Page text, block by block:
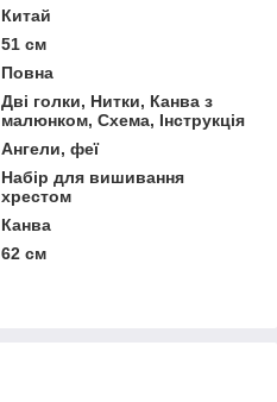
Китай
51 см
Повна
Дві голки, Нитки, Канва з
малюнком, Схема, Інструкція
Ангели, феї
Набір для вишивання
хрестом
Канва
62 см